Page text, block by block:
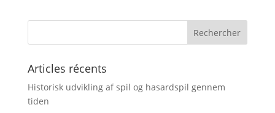
Articles récents
Historisk udvikling af spil og hasardspil gennem
tiden